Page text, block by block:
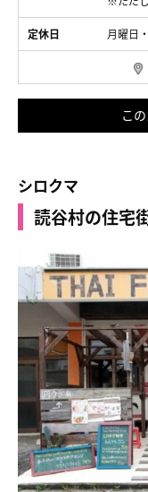
定休日 月曜日
こ
シロクマ
読谷村の住宅